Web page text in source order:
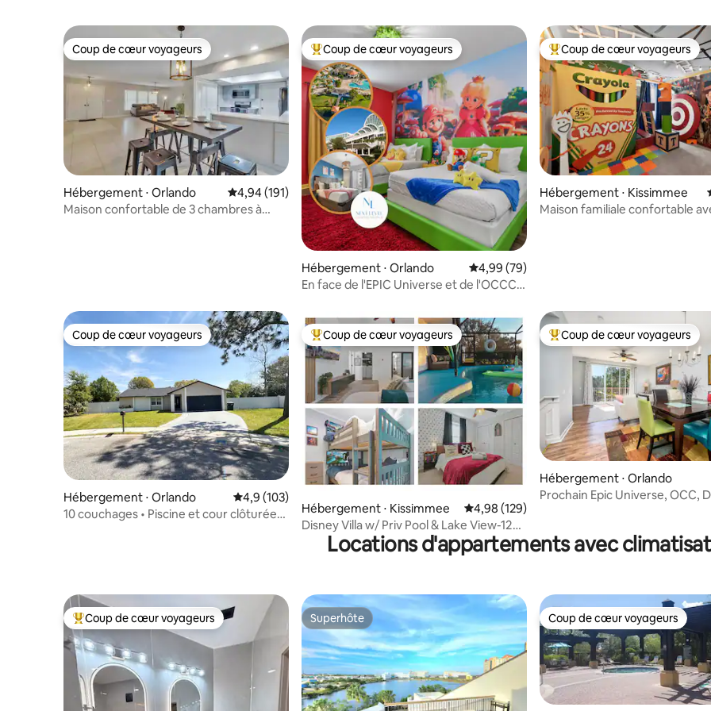
Coup de cœur voyageurs
Coup de cœur voyageurs
Hébergement ⋅ Orlando Évaluation moyenne sur la base de 191 commentaires : 4,94 sur 5
4,94 (191)
Maison confortable de 3 chambres à
Coups de cœur voyageurs les plus appréciés
Coup de cœur voyageurs
Hébergement ⋅ Orlando Évaluation moyenne sur la base de 79
4,99 (79)
En face de l'EPIC Universe et de l'OCCC |
Coups de cœur voyageurs les
Coup de cœur voyageurs
Hébergement ⋅ Kissimmee
Maison familiale confortable
Coup de cœur voyageurs
Coup de cœur voyageurs
Hébergement ⋅ Orlando Évaluation moyenne sur la base de 103 commentaires : 4,9 sur 5
4,9 (103)
10 couchages • Piscine et cour clôturée
Coups de cœur voyageurs les plus appréciés
Coup de cœur voyageurs
Hébergement ⋅ Kissimmee Évaluation moyenne sur la base de 129
4,98 (129)
Disney Villa w/ Priv Pool & Lake View-12
Mi parks!
Coups de cœur voyageurs les
Coup de cœur voyageurs
Hébergement ⋅ Orlando
Prochain Epic Universe, OCC,
Locations d'appartements avec
Coups de cœur voyageurs les plus appréciés
Coup de cœur voyageurs Superhôte
Superhôte Coup de cœur voyageurs
Coup de cœur voyageurs